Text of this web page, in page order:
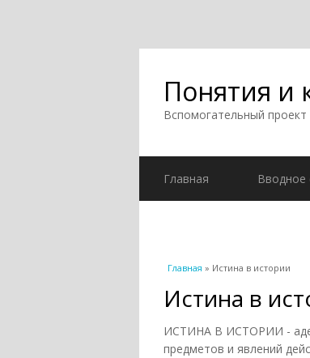
Понятия и
Вспомогательный
Главная Вводное
Вы здесь
Главная » Истина в истории
Истина в
ИСТИНА В ИСТОРИИ -
предметов и явлений